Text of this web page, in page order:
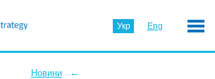
Укр Eng
Новини ←